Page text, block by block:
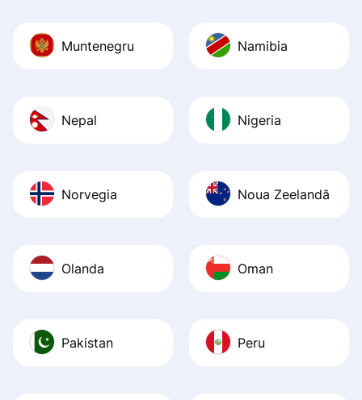
Muntenegru Namibia
Nepal Nigeria
Norvegia Noua Zeelandă
Olanda Oman
Pakistan Peru